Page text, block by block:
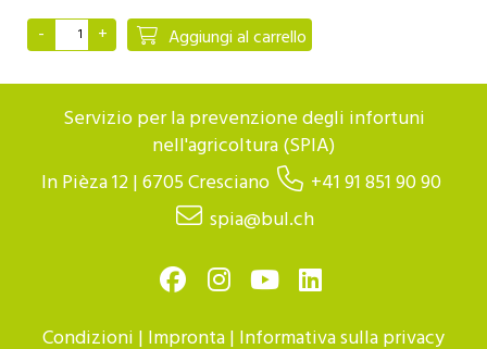
Aggiungi al carrello
Servizio per la prevenzione degli infortuni
nell'agricoltura (SPIA)
In Pièza 12 | 6705 Cresciano
+41 91 851 90 90
spia@bul.ch
Condizioni | Impronta| Informativa sulla privacy